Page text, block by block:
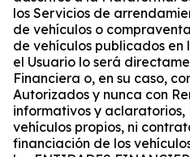
los Servicios de
de vehículos o
de vehículos publicados
el Usuario lo será
Financiera o, en su caso,
Autorizados y nunca con
informativos y
vehículos propios, ni
financiación de los